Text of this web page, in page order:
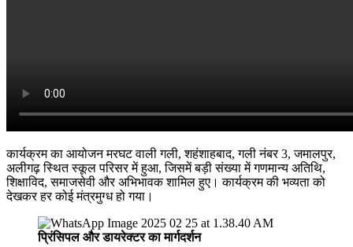
कार्यक्रम का आयोजन मरघट वाली गली, शहंशाहबाद, गली नंबर 3, जमालपुर,
अलीगढ़ स्थित स्कूल परिसर में हुआ, जिसमें बड़ी संख्या में गणमान्य अतिथि,
शिक्षाविद, समाजसेवी और अभिभावक शामिल हुए। कार्यक्रम की भव्यता को
देखकर हर कोई मंत्रमुग्ध हो गया।
प्रिंसिपल और डायरेक्टर का मार्गदर्शन